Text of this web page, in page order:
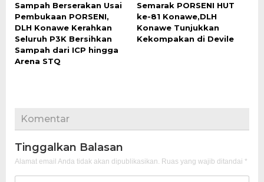
Sampah Berserakan Usai
Pembukaan PORSENI,
DLH Konawe Kerahkan
Seluruh P3K Bersihkan
Sampah dari ICP hingga
Arena STQ
Semarak PORSENI HUT
ke-81 Konawe,DLH
Konawe Tunjukkan
Kekompakan di Devile
Komentar
Tinggalkan Balasan
Alamat email Anda tidak akan dipublikasikan. Ruas yang wajib ditandai *